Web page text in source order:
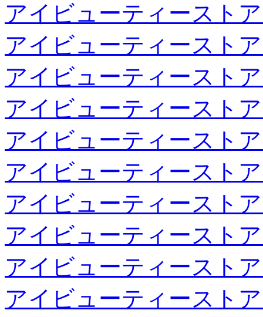
アイビューティースト
アイビューティースト
アイビューティースト
アイビューティースト
アイビューティースト
アイビューティースト
アイビューティースト
アイビューティースト
アイビューティースト
アイビューティースト